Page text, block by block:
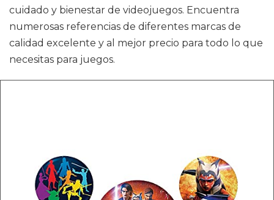
cuidado y bienestar de videojuegos. Encuentra
numerosas referencias de diferentes marcas de
calidad excelente y al mejor precio para todo lo que
necesitas para juegos.